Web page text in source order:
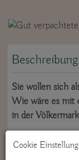
Beschreibung
Sie wollen sich
Wie wäre es mit
in der
In dieser
Cookie